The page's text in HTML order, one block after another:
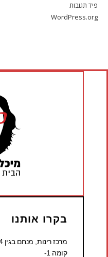
פיד תגובות
WordPress.org
בקרו אותנו
מרכז רינות, מנחם בגין 44,
קומה 1-